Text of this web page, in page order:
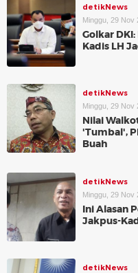
detikNews
Minggu, 29 Nov
Golkar
Kadis LH
detikNews
Minggu, 29 Nov
Nilai
'Tumbal',
Buah
detikNews
Minggu, 29 Nov
Ini Alasan
Jakpus-
detikNews